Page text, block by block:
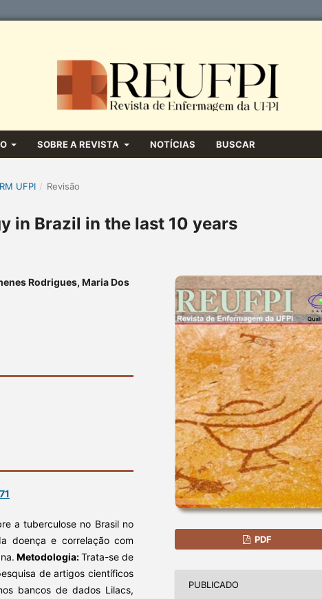
SOBRE A REVISTA NOTÍCIAS BUSCAR
UFPI / Revisão
in Brazil in the last 10 years
Rodrigues, Maria Dos
a tuberculose no Brasil no
doença e correlação com
Metodologia:Trata-se de
de artigos científicos
bancos de dados Lilacs,
PDF
PUBLICADO